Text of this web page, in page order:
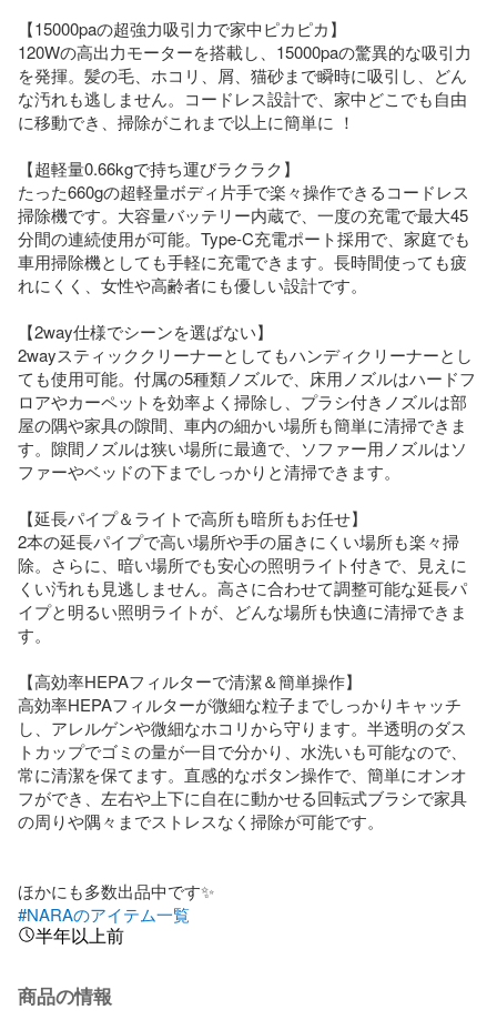
【15000paの超強力吸引力で家中ピカピカ】
120Wの高出力モーターを搭載し、15000paの驚異的な吸引力
を発揮。髪の毛、ホコリ、屑、猫砂まで瞬時に吸引し、どん
な汚れも逃しません。コードレス設計で、家中どこでも自由
に移動でき、掃除がこれまで以上に簡単に ！
【超軽量0.66kgで持ち運びラクラク】
たった660gの超軽量ボディ片手で楽々操作できるコードレス
掃除機です。大容量バッテリー内蔵で、一度の充電で最大45
分間の連続使用が可能。Type-C充電ポート採用で、家庭でも
車用掃除機としても手軽に充電できます。長時間使っても疲
れにくく、女性や高齢者にも優しい設計です。
【2way仕様でシーンを選ばない】
2wayスティッククリーナーとしてもハンディクリーナーとし
ても使用可能。付属の5種類ノズルで、床用ノズルはハードフ
ロアやカーペットを効率よく掃除し、プラシ付きノズルは部
屋の隅や家具の隙間、車内の細かい場所も簡単に清掃できま
す。隙間ノズルは狭い場所に最適で、ソファー用ノズルはソ
ファーやベッドの下までしっかりと清掃できます。
【延長パイプ＆ライトで高所も暗所もお任せ】
2本の延長パイプで高い場所や手の届きにくい場所も楽々掃
除。さらに、暗い場所でも安心の照明ライト付きで、見えに
くい汚れも見逃しません。高さに合わせて調整可能な延長パ
イプと明るい照明ライトが、どんな場所も快適に清掃できま
す。
【高効率HEPAフィルターで清潔＆簡単操作】
高効率HEPAフィルターが微細な粒子までしっかりキャッチ
し、アレルゲンや微細なホコリから守ります。半透明のダス
トカップでゴミの量が一目で分かり、水洗いも可能なので、
常に清潔を保てます。直感的なボタン操作で、簡単にオンオ
フができ、左右や上下に自在に動かせる回転式ブラシで家具
の周りや隅々までストレスなく掃除が可能です。
#NARAのアイテム一覧
半年以上前
商品の情報